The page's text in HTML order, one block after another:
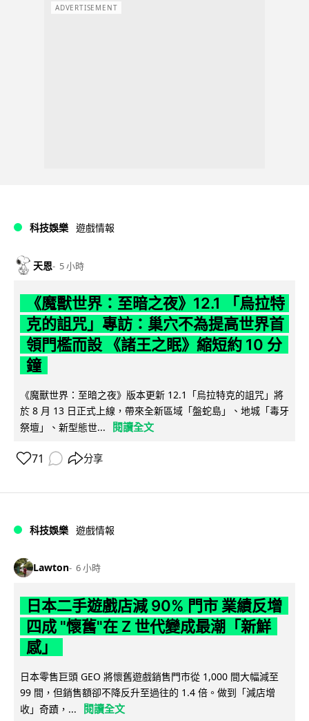
ADVERTISEMENT
科技娛樂 遊戲情報
天恩 5 小時
《魔獸世界：至暗之夜》12.1 「烏拉特
克的詛咒」專訪：巢穴不為提高世界首
領門檻而設 《諸王之眠》縮短約 10 分
鐘
《魔獸世界：至暗之夜》版本更新 12.1「烏拉特克的詛咒」將
於 8 月 13 日正式上線，帶來全新區域「盤蛇島」、地城「毒牙
祭壇」、新型態世...
閱讀全文
71 分享
科技娛樂 遊戲情報
Lawton 6 小時
日本二手遊戲店減 90% 門市 業績反增
四成 "懷舊"在 Z 世代變成最潮「新鮮
感」
日本零售巨頭 GEO 將懷舊遊戲銷售門市從 1,000 間大幅減至
99 間，但銷售額卻不降反升至過往的 1.4 倍。做到「減店增
收」奇蹟，...
閱讀全文